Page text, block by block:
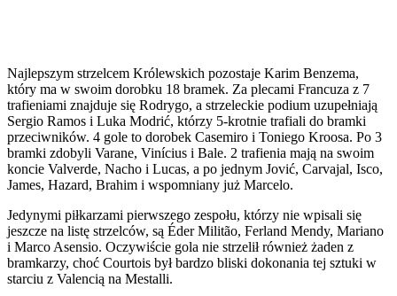
Najlepszym strzelcem Królewskich pozostaje Karim Benzema,
który ma w swoim dorobku 18 bramek. Za plecami Francuza z 7
trafieniami znajduje się Rodrygo, a strzeleckie podium uzupełniają
Sergio Ramos i Luka Modrić, którzy 5-krotnie trafiali do bramki
przeciwników. 4 gole to dorobek Casemiro i Toniego Kroosa. Po 3
bramki zdobyli Varane, Vinícius i Bale. 2 trafienia mają na swoim
koncie Valverde, Nacho i Lucas, a po jednym Jović, Carvajal, Isco,
James, Hazard, Brahim i wspomniany już Marcelo.
Jedynymi piłkarzami pierwszego zespołu, którzy nie wpisali się
jeszcze na listę strzelców, są Éder Militão, Ferland Mendy, Mariano
i Marco Asensio. Oczywiście gola nie strzelił również żaden z
bramkarzy, choć Courtois był bardzo bliski dokonania tej sztuki w
starciu z Valencią na Mestalli.